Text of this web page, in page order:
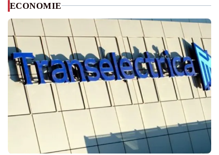
ECONOMIE